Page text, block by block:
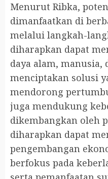
Menurut Ribka,
dimanfaatkan di
melalui langkah-
diharapkan dapat
daya alam,
menciptakan solusi
mendorong
juga mendukung
dikembangkan oleh
diharapkan dapat
pengembangan
berfokus pada